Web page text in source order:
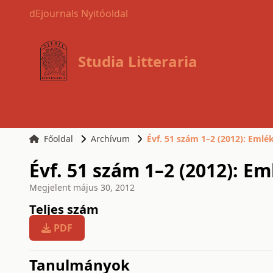
dEjournals Nyitóoldal
Studia Litteraria
Főoldal Archívum Évf. 51 szám 1–2 (2012):
Évf. 51 szám 1–2 (2012):
Megjelent május 30, 2012
Teljes szám
PDF
Tanulmányok